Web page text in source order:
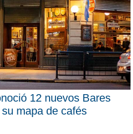
12 nuevos Bares
mapa de cafés